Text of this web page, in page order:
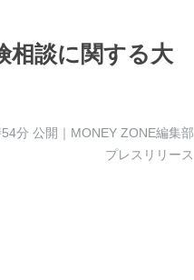
相談に関する大
分 公開｜MONEY ZONE編集部
プレスリリース